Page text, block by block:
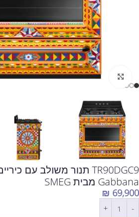
Gabbana מבית SMEG
₪ 69,900
לחצו להגדלה